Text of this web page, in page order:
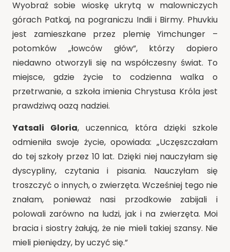
Wyobraź sobie wioskę ukrytą w malowniczych
górach Patkaj, na pograniczu Indii i Birmy. Phuvkiu
jest zamieszkane przez plemię Yimchunger –
potomków „łowców głów”, którzy dopiero
niedawno otworzyli się na współczesny świat. To
miejsce, gdzie życie to codzienna walka o
przetrwanie, a szkoła imienia Chrystusa Króla jest
prawdziwą oazą nadziei.
Yatsali Gloria, uczennica, która dzięki szkole
odmieniła swoje życie, opowiada: „Uczęszczałam
do tej szkoły przez 10 lat. Dzięki niej nauczyłam się
dyscypliny, czytania i pisania. Nauczyłam się
troszczyć o innych, o zwierzęta. Wcześniej tego nie
znałam, ponieważ nasi przodkowie zabijali i
polowali zarówno na ludzi, jak i na zwierzęta. Moi
bracia i siostry żałują, że nie mieli takiej szansy. Nie
mieli pieniędzy, by uczyć się.”